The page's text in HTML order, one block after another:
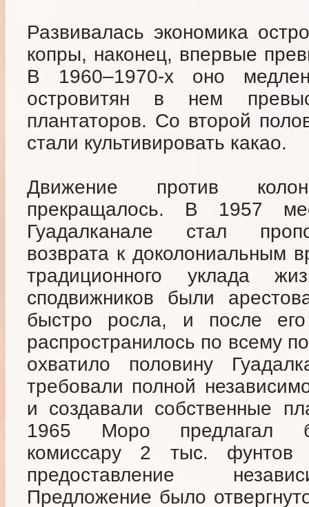
Развивалась экономика
копры, наконец, впервые
В 1960–1970-х оно
островитян в нем
плантаторов. Со второй
стали культивировать какао.
Движение против
прекращалось. В 1957
Гуадалканале стал
возврата к доколониальным
традиционного уклада
сподвижников были
быстро росла, и после
распространилось по всему
охватило половину
требовали полной
и создавали собственные
1965 Моро предлагал
комиссару 2 тыс. фунтов
предоставление
Предложение было